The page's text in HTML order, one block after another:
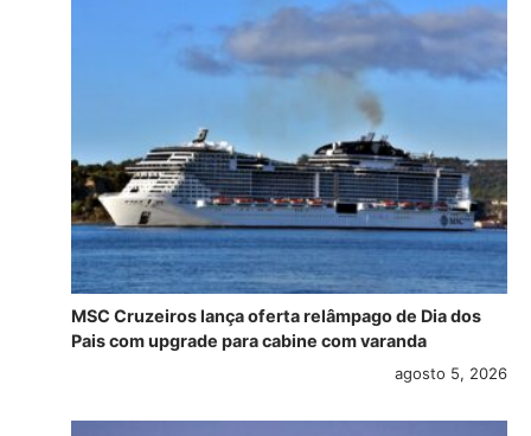
MSC Cruzeiros lança oferta relâmpago de Dia dos
Pais com upgrade para cabine com varanda
agosto 5, 2026